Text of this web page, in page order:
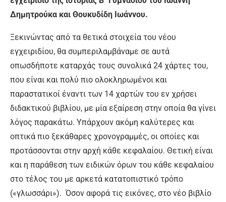
Δημητρούκα και Θουκυδίδη Ιωάννου.
Ξεκινώντας από τα θετικά στοιχεία του νέου
εγχειριδίου, θα συμπεριλαμβάναμε σε αυτά
οπωσδήποτε καταρχάς τους συνολικά 24 χάρτες του,
που είναι και πολύ πιο ολοκληρωμένοι και
παραστατικοί έναντι των 14 χαρτών του εν χρήσει
διδακτικού βιβλίου, με μία εξαίρεση στην οποία θα γίνει
λόγος παρακάτω. Υπάρχουν ακόμη καλύτερες και
οπτικά πιο ξεκάθαρες χρονογραμμές, οι οποίες και
προτάσσονται στην αρχή κάθε κεφαλαίου. Θετική είναι
και η παράθεση των ειδικών όρων του κάθε κεφαλαίου
στο τέλος του με αρκετά κατατοπιστικό τρόπο
(«γλωσσάρι»). Όσον αφορά τις εικόνες, στο νέο βιβλίο